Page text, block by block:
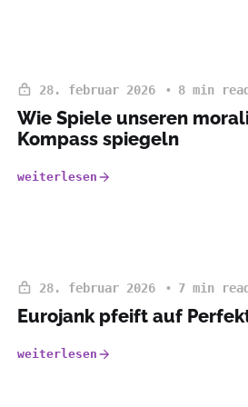
28. februar 2026 8 min read
Wie Spiele unseren
Kompass spiegeln
weiterlesen
28. februar 2026 7 min
Eurojank pfeift auf
weiterlesen